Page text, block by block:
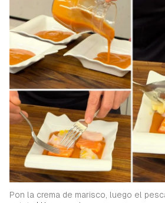
Guardar como favorito
Para poder guardar como
iniciar sesión con tu cuenta de
INICIAR SESIÓN
Pon la crema de marisco, luego el
Contenido enviado
Gracias por suscribirte a
ACEPTAR